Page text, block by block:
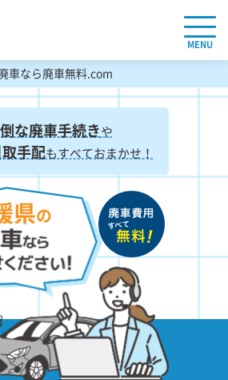
MENU
車なら廃車無料.com
県の
な廃車手続きや
手配もすべておまかせ！